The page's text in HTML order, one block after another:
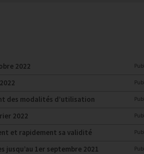
2022
des modalités d’utilisation
2022
et rapidement sa validité
jusqu’au 1er septembre 2021